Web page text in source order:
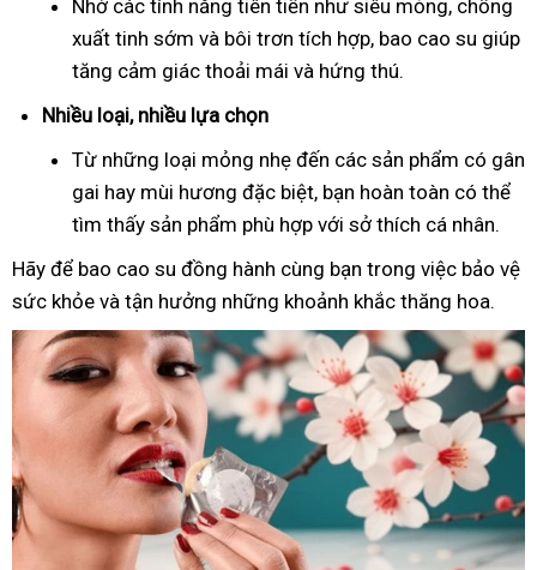
Nhờ các tính năng tiên tiến như siêu mỏng, chống
xuất tinh sớm và bôi trơn tích hợp, bao cao su giúp
tăng cảm giác thoải mái và hứng thú.
Nhiều loại, nhiều lựa chọn
Từ những loại mỏng nhẹ đến các sản phẩm có gân
gai hay mùi hương đặc biệt, bạn hoàn toàn có thể
tìm thấy sản phẩm phù hợp với sở thích cá nhân.
Hãy để bao cao su đồng hành cùng bạn trong việc bảo vệ
sức khỏe và tận hưởng những khoảnh khắc thăng hoa.